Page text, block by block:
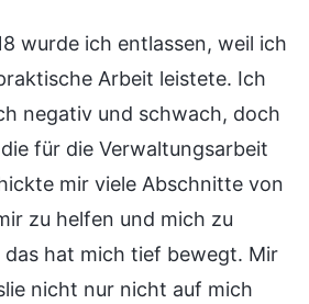
wurde ich entlassen, weil ich
Arbeit leistete. Ich
negativ und schwach, doch
für die Verwaltungsarbeit
mir viele Abschnitte von
zu helfen und mich zu
hat mich tief bewegt. Mir
nicht nur nicht auf mich